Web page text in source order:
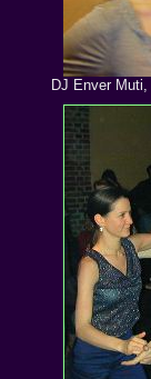
DJ Enver Muti,